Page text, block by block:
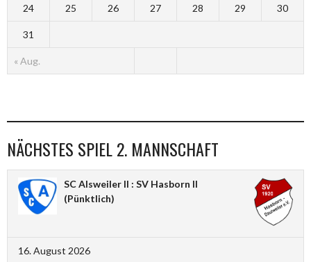
« Aug.
24 25 26 27 28 29 30
31
NÄCHSTES SPIEL 2. MANNSCHAFT
SC Alsweiler II : SV Hasborn II
(Pünktlich)
16. August 2026